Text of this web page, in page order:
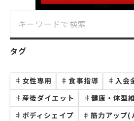
タグ
♯ 女性専用 ♯ 食事指導 ♯ 入会
♯ 産後ダイエット ♯ 健康・体型
♯ ボディシェイプ ♯ 筋力アップ(